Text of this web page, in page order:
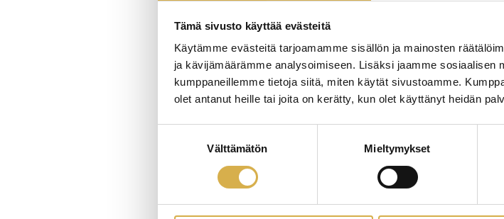
Tämä sivusto käyttää evästeitä
Käytämme evästeitä tarjoamamme sisällön ja mainosten
ja kävijämäärämme analysoimiseen. Lisäksi jaamme sosiaalisen
kumppaneillemme tietoja siitä, miten käytät sivustoamme.
olet antanut heille tai joita on kerätty, kun olet käyttänyt heidän
Välttämätön Mieltymykset
esitelmän
opettaja sanoi, ettei
arvostavat yli kaiken jo
Maris ei ottanut uutta
muutettuaan hän oli jo
– Aivan kuten